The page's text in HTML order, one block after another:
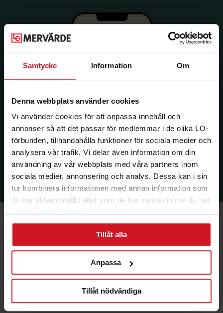
Samtycke Information Om
Denna webbplats använder cookies
Vi använder cookies för att anpassa innehåll och
annonser så att det passar för medlemmar i de olika LO-
förbunden, tillhandahålla funktioner för sociala medier och
analysera vår trafik. Vi delar även information om din
användning av vår webbplats med våra partners inom
sociala medier, annonsering och analys. Dessa kan i sin
tur kombinera informationen med annan information som
du har tillhandahållit eller som de har samlat in när du har
Tillåt alla
Anpassa
Tillåt nödvändiga
Ekonomi & Försäkring
Hälsa & Fritid
Nöje